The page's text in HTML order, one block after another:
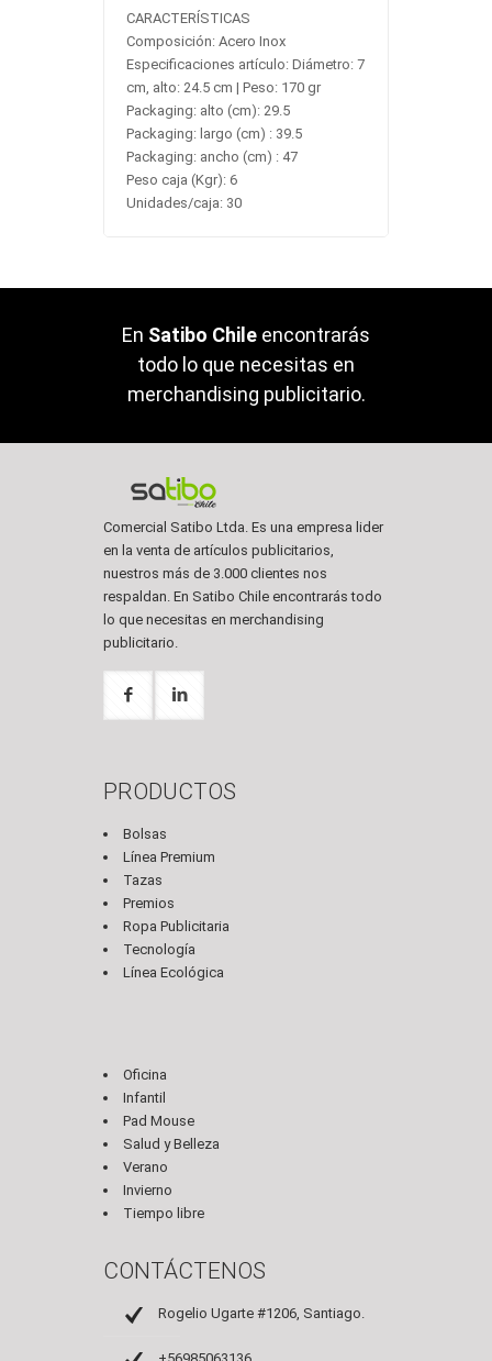
CARACTERÍSTICAS
Composición: Acero Inox
Especificaciones artículo: Diámetro: 7
cm, alto: 24.5 cm | Peso: 170 gr
Packaging: alto (cm): 29.5
Packaging: largo (cm) : 39.5
Packaging: ancho (cm) : 47
Peso caja (Kgr): 6
Unidades/caja: 30
En Satibo Chile encontrarás
todo lo que necesitas en
merchandising publicitario.
Comercial Satibo Ltda. Es una empresa lider
en la venta de artículos publicitarios,
nuestros más de 3.000 clientes nos
respaldan. En Satibo Chile encontrarás todo
lo que necesitas en merchandising
publicitario.
PRODUCTOS
Bolsas
Línea Premium
Tazas
Premios
Ropa Publicitaria
Tecnología
Línea Ecológica
Oficina
Infantil
Pad Mouse
Salud y Belleza
Verano
Invierno
Tiempo libre
CONTÁCTENOS
Rogelio Ugarte #1206, Santiago.